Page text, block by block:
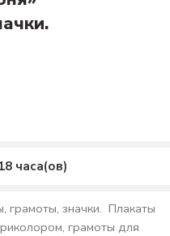
часа(ов)
грамоты, значки. Плакаты
грамоты для